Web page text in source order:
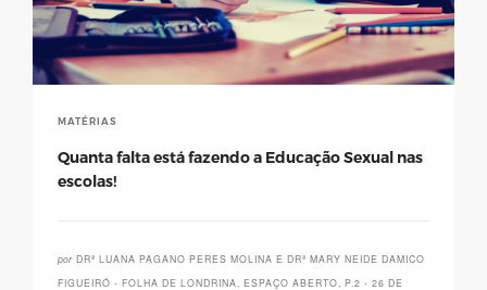
MATÉRIAS
Quanta falta está fazendo a Educação Sexual nas
escolas!
por DRª LUANA PAGANO PERES MOLINA E DRª MARY NEIDE DAMICO
FIGUEIRÓ - FOLHA DE LONDRINA, ESPAÇO ABERTO, P.2 - 26 DE